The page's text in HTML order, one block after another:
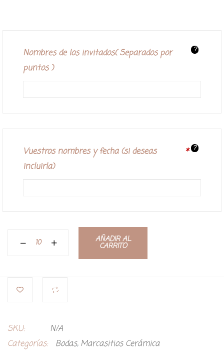
Nombres de los invitados( Separados por
puntos )
?
Vuestros nombres y fecha (si deseas
incluirla)
* ?
AÑADIR AL
CARRITO
SKU:
N/A
Categorías:
Bodas, Marcasitios Cerámica